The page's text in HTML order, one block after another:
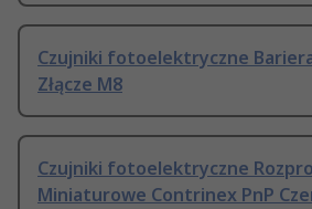
Czujniki fotoelektryczne
Złącze M8
Czujniki fotoelektryczne
Miniaturowe Contrinex PnP